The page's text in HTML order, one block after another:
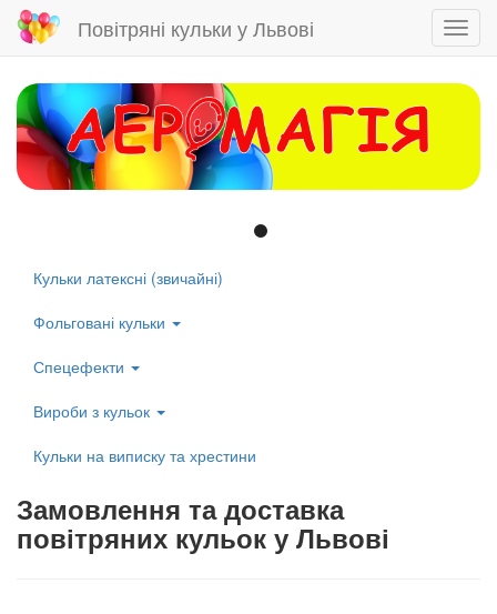
Skip
main
content
Повітряні кульки у Львові
Left
menu
Кульки латексні (звичайні)
Фольговані кульки
Спецефекти
Вироби з кульок
Кульки на виписку та хрестини
Замовлення та доставка
повітряних кульок у Львові